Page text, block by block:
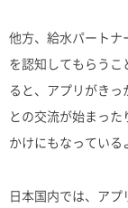
他方、給水パート
を認知してもらう
ると、アプリがき
との交流が始まっ
かけにもなっている
日本国内では、ア